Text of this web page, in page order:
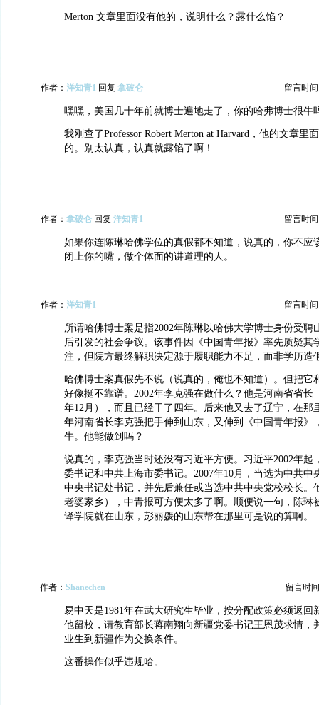
Merton 文章里面没有他的，说明什么？露什么馅？
作者： 洋知青1 回复 拿破仑 留言时间
嘿嘿，美国几十年前就博士遍地走了，你的哈弗博士很牛
我刚查了Professor Robert Merton at Harvard，他的文章里
的。别太认真，认真就露馅了啊！
作者： 拿破仑 回复 洋知青1 留言时间
如果你连陈琳哈佛学位的真假都不知道，说真的，你不应
闭上你的嘴，做个体面的讲道理的人。
作者： 洋知青1 留言时间
所谓哈佛博士案是指2002年陈琳以哈佛大学博士身份受聘
后引发的社会争议。该事件因《中国青年报》率先质疑其
注，但院方最终解职决定源于履职能力不足，而非学历造
哈佛博士案真假先不说（说真的，俺也不知道）。但把它
好像挺不靠谱。2002年李克强在做什么？他是河南省省长
年12月），而且已经干了四年。后来他又去了辽宁，在那
年河南省长李克强把手伸到山东，又伸到《中国青年报》
牛。他能做到吗？
说真的，李克强当时还没有习近平方便。习近平2002年起
委书记和中共上海市委书记。2007年10月，当选为中共中
中央书记处书记，并先后兼任或当选中共中央党校校长。
老婆家乡），中青报可方便太多了啊。顺便说一句，陈琳
译学院就在山东，彭丽媛的山东帮在那里可是说的算啊。
作者： Shanechen 留言时
易中天是1981年在武大研究生毕业，按分配政策必须返回
他留校，请教育部长蒋南翔向新疆党委书记王恩茂求情，
业生到新疆作为交换条件。
这番操作似乎违规哈。